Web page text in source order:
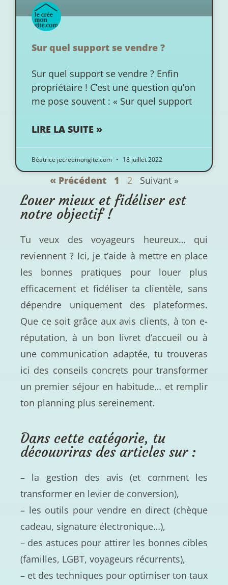
Sur quel support se vendre ?
Sur quel support se vendre ? Enfin
propriétaire ! C’est une question qu’on
me pose souvent : « Sur quel support
LIRE LA SUITE »
Béatrice jecreemongite.com 18 juillet 2022
« Précédent 1 2 Suivant »
Louer mieux et fidéliser est
notre objectif !
Tu veux des voyageurs heureux… qui
reviennent ? Ici, je t’aide à mettre en place
les bonnes pratiques pour louer plus
efficacement et fidéliser ta clientèle, sans
dépendre uniquement des plateformes.
Que ce soit grâce aux avis clients, à ton e-
réputation, à un bon livret d’accueil ou à
une communication adaptée, tu trouveras
ici des conseils concrets pour transformer
un premier séjour en habitude… et remplir
ton planning plus sereinement.
Dans cette catégorie, tu
découvriras des articles sur :
– la gestion des avis (et comment les
transformer en levier de conversion),
– les outils pour vendre en direct (chèque
cadeau, signature électronique…),
– des astuces pour attirer les bonnes cibles
(familles, LGBT, voyageurs récurrents),
– et des techniques pour optimiser ton taux